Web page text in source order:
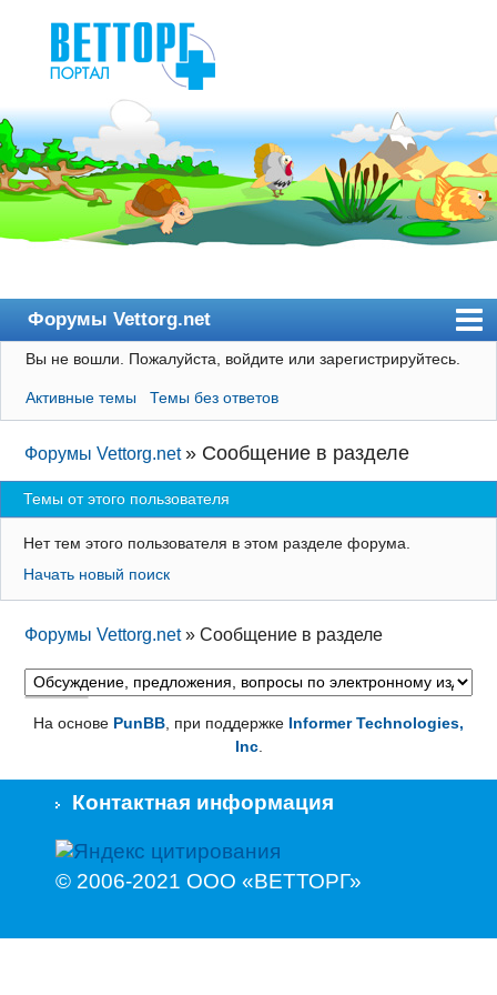
Форумы Vettorg.net
Главная
Пользователи
Правила
Поиск
Регистрация
Вход
Вы не вошли. Пожалуйста, войдите или зарегистрируйтесь.
Активные темы Темы без ответов
Форумы Vettorg.net » Сообщение в разделе
Темы от этого пользователя
Нет тем этого пользователя в этом разделе форума.
Начать новый поиск
Форумы Vettorg.net »Сообщение в разделе
На основе PunBB , при поддержке Informer Technologies,
Inc.
Контактная информация
© 2006-2021 ООО «ВЕТТОРГ»